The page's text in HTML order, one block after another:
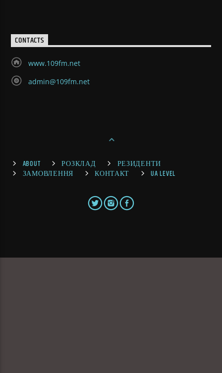
CONTACTS
www.109fm.net
admin@109fm.net
ABOUT РОЗКЛАД
РЕЗИДЕНТИ
ЗАМОВЛЕННЯ
КОНТАКТ UA LEVEL